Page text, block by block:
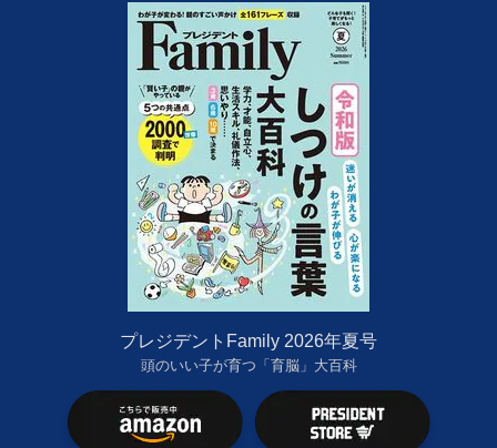
プレジデントFamily 2026年夏号
頭のいい子が育つ「育脳」大百科